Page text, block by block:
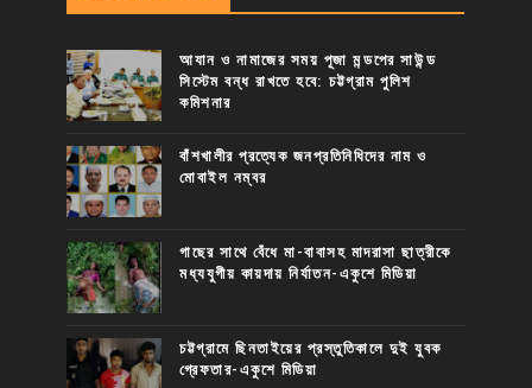
আযান ও নামাজের সময় পূজা মন্ডপের সাউন্ড
সিস্টেম বন্ধ রাখতে হবে: চট্টগ্রাম পুলিশ
কমিশনার
বাঁশখালীর প্রত্যেক জনপ্রতিনিধিদের নাম ও
মোবাইল নম্বর
গাছের সাথে বেঁধে মা-বাবাসহ মাদরাসা ছাত্রীকে
মধ্যযুগীয় কায়দায় নির্যাতন-একুশে মিডিয়া
চট্টগ্রামে ছিনতাইয়ের প্রস্তুতিকালে দুই যুবক
গ্রেফতার-একুশে মিডিয়া